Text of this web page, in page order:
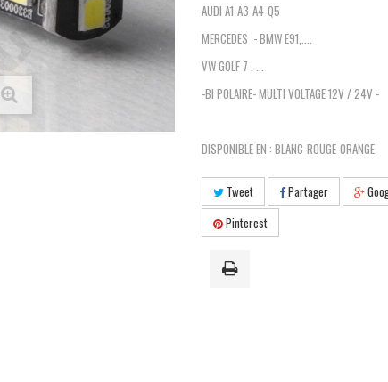
AUDI A1-A3-A4-Q5
MERCEDES - BMW E91,....
VW GOLF 7 , ...
-BI POLAIRE- MULTI VOLTAGE 12V / 24V -
DISPONIBLE EN : BLANC-ROUGE-ORANGE
Tweet Partager
Pinterest